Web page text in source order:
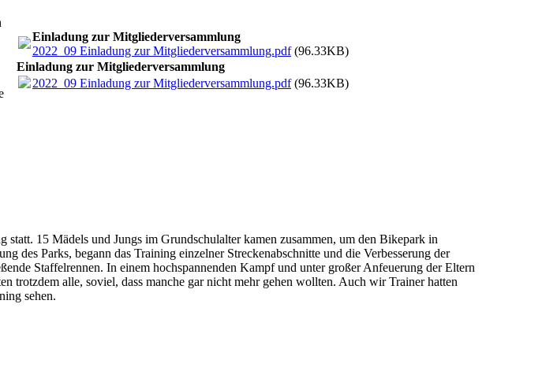
Einladung zur Mitgliederversammlung
2022_09 Einladung zur Mitgliederversammlung.pdf(96.33KB)
Einladung zur Mitgliederversammlung
2022_09 Einladung zur Mitgliederversammlung.pdf(96.33KB)
15 Mädels und Jungs im Grundschulalter kamen zusammen, um den Bikepark in
des Parks, begann das Training einzelner Streckenabschnitte und die Verbesserung der
Staffelrennen. In einem hochspannenden Kampf und unter großer Anfeuerung der Eltern
trotzdem alle, soviel, dass manche gar nicht mehr gehen wollten. Auch wir Trainer hatten
sehen.